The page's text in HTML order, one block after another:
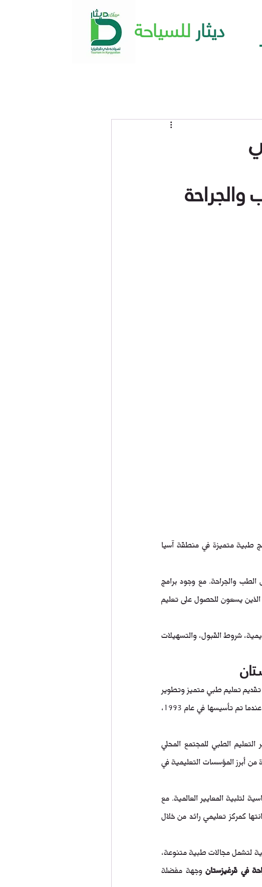
ديثار للسياحة
في قرغيزستان